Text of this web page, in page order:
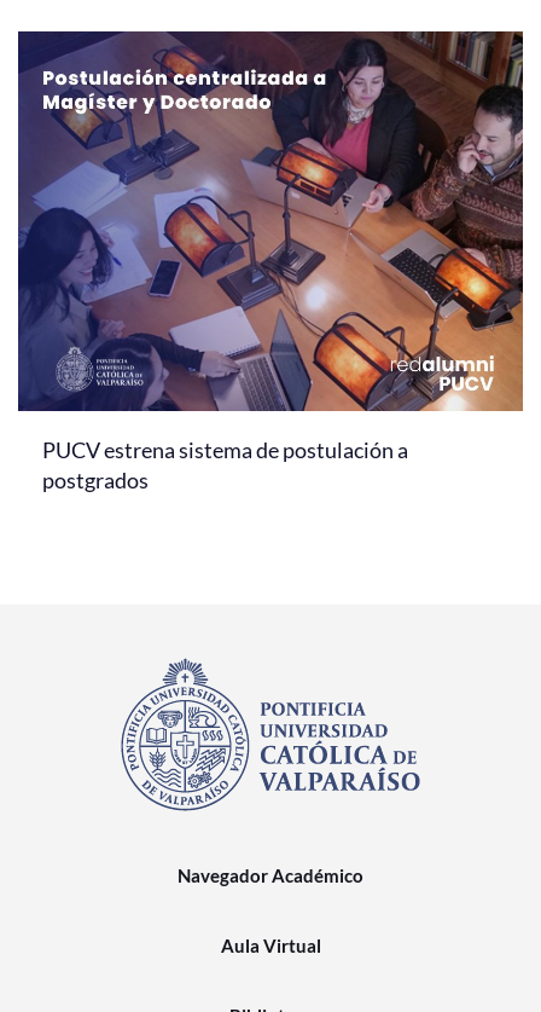
PUCV estrena sistema de postulación a
postgrados
Navegador Académico
Aula Virtual